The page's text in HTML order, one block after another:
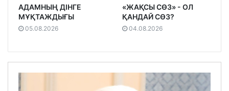
АДАМНЫҢ ДІНГЕ
МҰҚТАЖДЫҒЫ
05.08.2026
«ЖАҚСЫ СӨЗ» - ОЛ
ҚАНДАЙ СӨЗ?
04.08.2026